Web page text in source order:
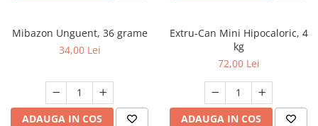
AFECTIUNI OCULARE
AFECTIUNI URINARE
LAPTE PRAF
AFECTIUNI HEPATICE
AFECTIUNI OCULARE
IMUNITATE
Mibazon Unguent, 36 grame
34,00 Lei
ADAUGA IN COS
Extru-Can Mini Hipocaloric, 4
kg
72,00 Lei
ADAUGA IN COS